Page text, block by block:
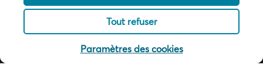
© 2026 Keytrade bank, succursale belge d'Arkéa Direct Bank SA (France),
filiale du Crédit Mutuel Arkéa
Tout refuser
Paramètres des cookies